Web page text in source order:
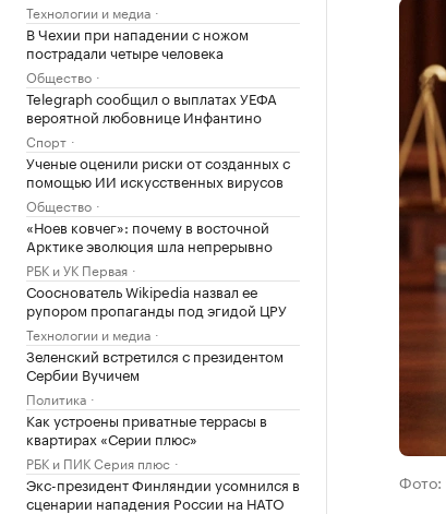
Технологии и медиа
В Чехии при нападении с ножом
пострадали четыре человека
Общество
Telegraph сообщил о выплатах УЕФА
вероятной любовнице Инфантино
Спорт
Ученые оценили риски от созданных с
помощью ИИ искусственных вирусов
Общество
«Ноев ковчег»: почему в восточной
Арктике эволюция шла непрерывно
РБК и УК Первая
Сооснователь Wikipedia назвал ее
рупором пропаганды под эгидой ЦРУ
Технологии и медиа
Зеленский встретился с президентом
Сербии Вучичем
Политика
Как устроены приватные террасы в
квартирах «Серии плюс»
РБК и ПИК Серия плюс
Экс-президент Финляндии усомнился в
сценарии нападения России на НАТО
Фото: